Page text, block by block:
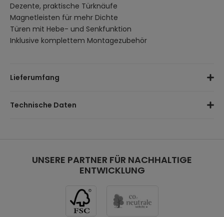
Dezente, praktische Türknäufe
Magnetleisten für mehr Dichte
Türen mit Hebe- und Senkfunktion
Inklusive komplettem Montagezubehör
Lieferumfang
Montagematerial
Technische Daten
Justiermöglichkeit:von 5 cm
UNSERE PARTNER FÜR NACHHALTIGE
ENTWICKLUNG